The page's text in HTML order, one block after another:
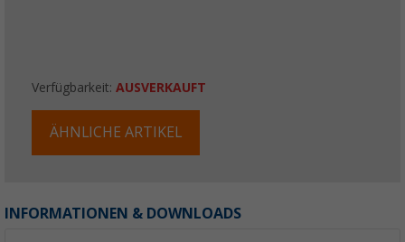
Verfügbarkeit: AUSVERKAUFT
ÄHNLICHE ARTIKEL
INFORMATIONEN & DOWNLOADS